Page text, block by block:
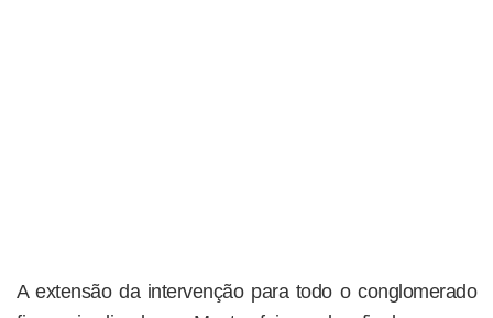
A extensão da intervenção para todo o conglomerado